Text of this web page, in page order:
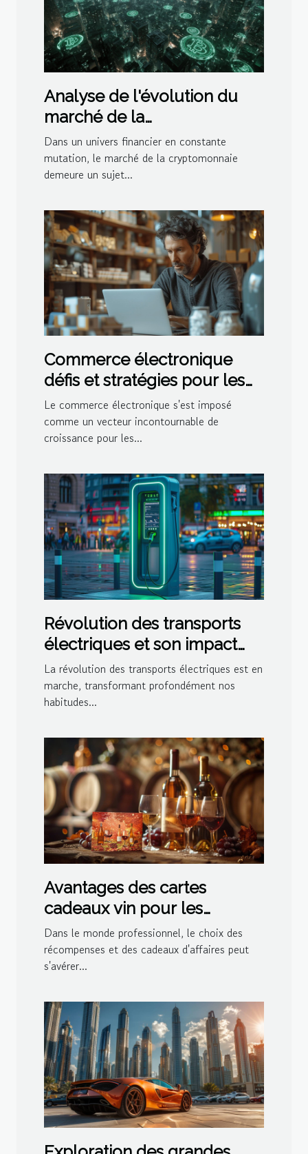
Analyse de l'évolution du
marché de la
cryptomonnaie impacts et
opportunités
Dans un univers financier en constante
mutation, le marché de la cryptomonnaie
demeure un sujet...
Commerce électronique
défis et stratégies pour les
petites entreprises
Le commerce électronique s'est imposé
comme un vecteur incontournable de
croissance pour les...
Révolution des transports
électriques et son impact
sur l'économie locale
La révolution des transports électriques est en
marche, transformant profondément nos
habitudes...
Avantages des cartes
cadeaux vin pour les
entreprises
Dans le monde professionnel, le choix des
récompenses et des cadeaux d'affaires peut
s'avérer...